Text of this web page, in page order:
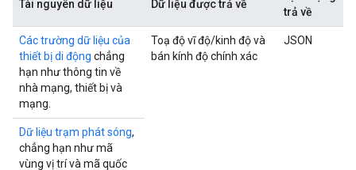
Tài nguyên dữ liệu Dữ liệu được trả về
trả về
Các trường dữ liệu của
thiết bị di động chẳng
hạn như thông tin về
nhà mạng, thiết bị và
mạng.
Toạ độ vĩ độ/kinh độ và
bán kính độ chính xác
JSON
Dữ liệu trạm phát sóng,
chẳng hạn như mã
vùng vị trí và mã quốc